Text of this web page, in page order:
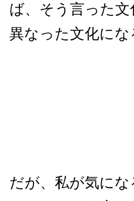
ば、そう言った
異なった文化にな
だが、私が気に